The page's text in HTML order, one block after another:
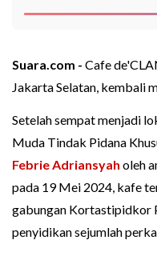
Suara.com - Cafe
Jakarta Selatan, kembali
Setelah sempat menjadi
Muda Tindak Pidana
Febrie Adriansyah oleh
pada 19 Mei 2024, kafe
gabungan Kortastipidkor
penyidikan sejumlah